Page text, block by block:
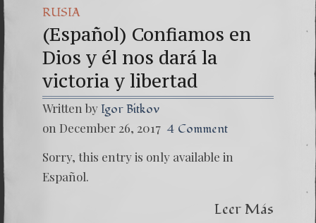
RUSIA
(Español) Confiamos en
Dios y él nos dará la
victoria y libertad
Written by Igor Bitkov
on December 26, 2017 4 Comment
Sorry, this entry is only available in
Español.
Leer Más